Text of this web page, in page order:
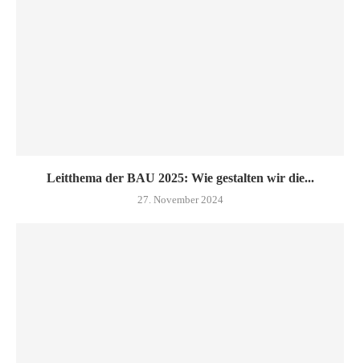
Leitthema der BAU 2025: Wie gestalten wir die...
27. November 2024